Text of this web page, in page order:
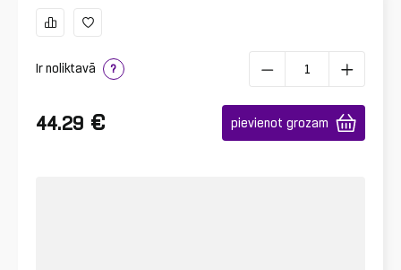
Ir noliktavā ?
44.29 € pievienot grozam